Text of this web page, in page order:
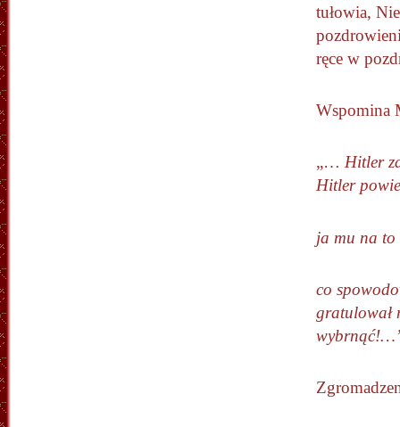
tułowia,
ręce w
Wspomina
„… Hitler
Hitler
ja mu na to
co
gratulował